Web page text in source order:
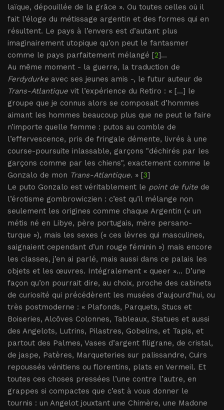
laïque, dépouillée de la grâce ». Ou toutes celles où il
fait l’éloge du métissage argentin et des formes qui en
résultent. Le pays à l’envers est d’autant plus
imaginairement utopique qu’on peut le fantasmer
comme le pays parfaitement mélangé [2]...
Au même moment - la guerre, la traduction de
Ferdydurke avec ses jeunes amis -, le futur auteur de
Trans-Atlantique vit l’expérience du Retiro : « [...] le
groupe que je connus alors se composait d’hommes
aimant les hommes beaucoup plus que ne peut le faire
n’importe quelle femme : putos au comble de
l’effervescence, pris de fringale démente, livrés à une
course-poursuite inlassable, garçons "déchirés par les
garçons comme par les chiens", exactement comme le
Gonzalo de mon Trans-Atlantique. » [3]
Le puto Gonzalo est véritablement le point de fuite de
l’érotisme gombrowiczien : c’est qu’il mélange non
seulement les origines comme chaque Argentin (« un
métis né en Libye, père portugais, mère persano-
turque »), mais les sexes (« ces lèvres qui masculines,
saignaient cependant d’un rouge féminin ») mais encore
les classes, j’en ai parlé, mais aussi dans ce palais les
objets et les œuvres. Intégralement « queer »... D’une
façon qu’on pourrait dire, au choix, proche des cabinets
de curiosité qui précédèrent les musées d’aujourd’hui, ou
très postmoderne : « Plafonds, Parquets, Stucs et
Boiseries, Alcôves Colonnes, Tableaux, Statues et aussi
des Angelots, Lutrins, Pilastres, Gobelins, et Tapis, et
partout des Palmes, Vases d’argent filigrane, de cristal,
de jaspe, Patères, Marqueteries sur palissandre, Cuirs
repoussés vénitiens ou florentins, plats en Vermeil. Et
toutes ces choses pressées l’une contre l’autre, en
grappes si compactes que c’est à vous donner le
tournis : un Angelot jouxtant une Chimère, une Madone